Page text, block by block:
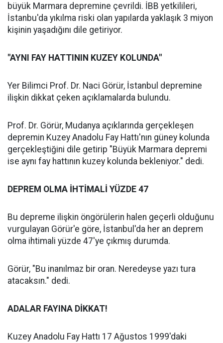
büyük Marmara depremine çevrildi. İBB yetkilileri,
İstanbu'da yıkılma riski olan yapılarda yaklaşık 3 miyon
kişinin yaşadığını dile getiriyor.
"AYNI FAY HATTININ KUZEY KOLUNDA"
Yer Bilimci Prof. Dr. Naci Görür, İstanbul depremine
ilişkin dikkat çeken açıklamalarda bulundu.
Prof. Dr. Görür, Mudanya açıklarında gerçekleşen
depremin Kuzey Anadolu Fay Hattı'nın güney kolunda
gerçekleştiğini dile getirip "Büyük Marmara depremi
ise aynı fay hattının kuzey kolunda bekleniyor." dedi.
DEPREM OLMA İHTİMALİ YÜZDE 47
Bu depreme ilişkin öngörülerin halen geçerli olduğunu
vurgulayan Görür'e göre, İstanbul'da her an deprem
olma ihtimali yüzde 47'ye çıkmış durumda.
Görür, "Bu inanılmaz bir oran. Neredeyse yazı tura
atacaksın." dedi.
ADALAR FAYINA DİKKAT!
Kuzey Anadolu Fay Hattı 17 Ağustos 1999'daki